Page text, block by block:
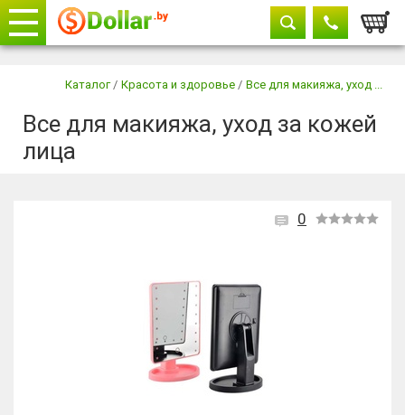
+375 29 604-11-33
+375 29
Каталог / Красота и здоровье / Все для макияжа, уход ...
Все для макияжа, уход за кожей
лица
0